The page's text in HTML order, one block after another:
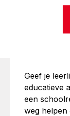
EEN
Geef je
educatieve
een
weg helpen